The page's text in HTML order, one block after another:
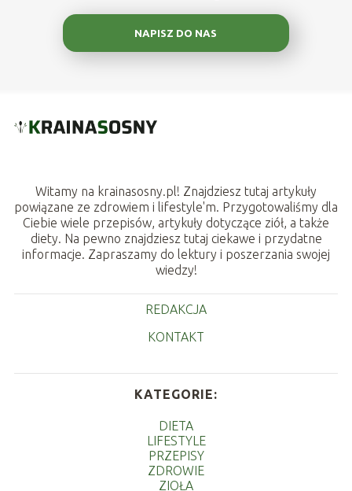
NAPISZ DO NAS
Witamy na krainasosny.pl! Znajdziesz tutaj artykuły
powiązane ze zdrowiem i lifestyle'm. Przygotowaliśmy dla
Ciebie wiele przepisów, artykuły dotyczące ziół, a także
diety. Na pewno znajdziesz tutaj ciekawe i przydatne
informacje. Zapraszamy do lektury i poszerzania swojej
wiedzy!
REDAKCJA
KONTAKT
KATEGORIE:
DIETA
LIFESTYLE
PRZEPISY
ZDROWIE
ZIOŁA